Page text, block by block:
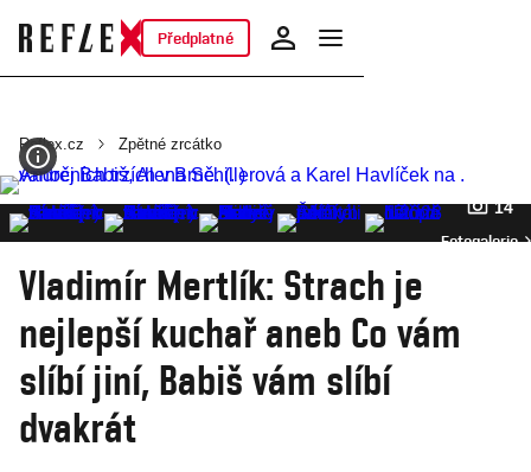
Předplatné
Reflex.cz Zpětné zrcátko
14
Fotogalerie
Vladimír Mertlík: Strach je
nejlepší kuchař aneb Co vám
slíbí jiní, Babiš vám slíbí
dvakrát